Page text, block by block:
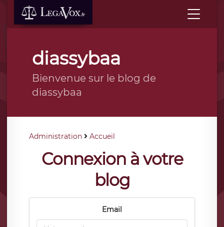
diassybaa
Bienvenue sur le blog de
diassybaa
Administration Accueil
Connexion à votre
blog
Email